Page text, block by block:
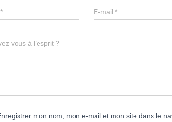
* E-mail*
vous à l’esprit ?
mon nom, mon e-mail et mon site dans le